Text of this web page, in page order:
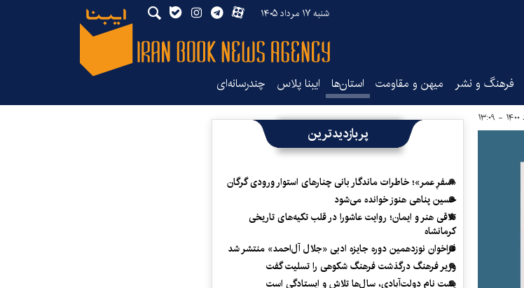
شنبه ۱۷ مرداد ۱۴۰۵
فرهنگ و نشر میهن و مقاومت استان‌ها ایبنا پلاس چندرسانه‌ای
پربازدیدترین
«سفرِ عمر»؛ خاطرات ماندگار بانی چنارهای استوار ورودی گرگان
حسین پناهی هنوز خوانده می‌شود
تلاقی هنر و ایمان؛ روایت عاشورا در قلب تکیه‌های تاریخی
کرمانشاه
فراخوان نوزدهمین دوره جایزه ادبی «جلال آل‌احمد» منتشر شد
وزیر فرهنگ درگذشت فرهنگ شکوهی را تسلیت گفت
پشت نام دولت‌آبادی، سال‌ها تلاش و ایستادگی است